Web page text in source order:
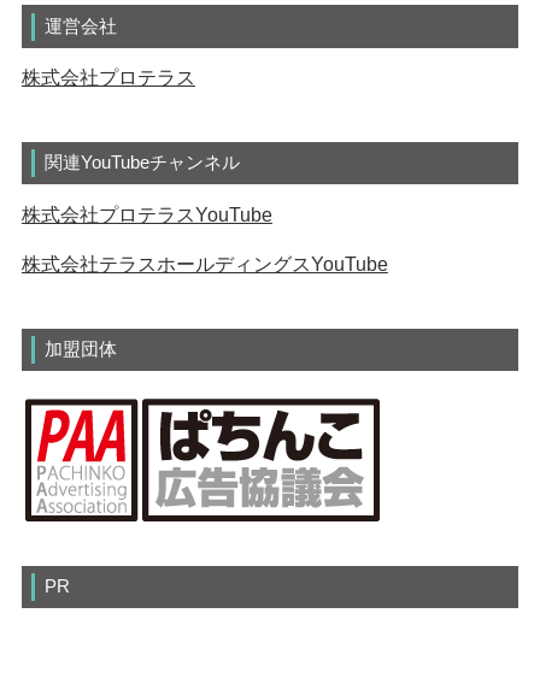
運営会社
株式会社プロテラス
関連YouTubeチャンネル
株式会社プロテラスYouTube
株式会社テラスホールディングスYouTube
加盟団体
PR